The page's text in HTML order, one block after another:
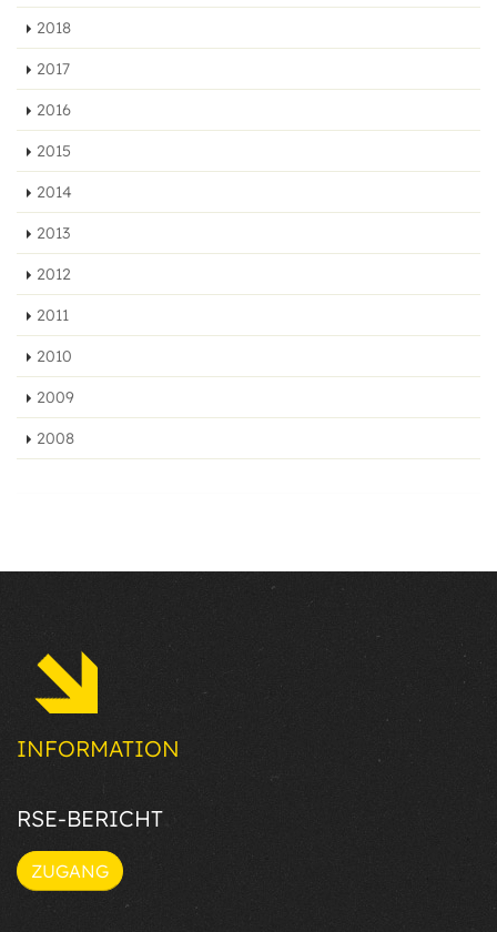
2018
2017
2016
2015
2014
2013
2012
2011
2010
2009
2008
INFORMATION
RSE-BERICHT
ZUGANG